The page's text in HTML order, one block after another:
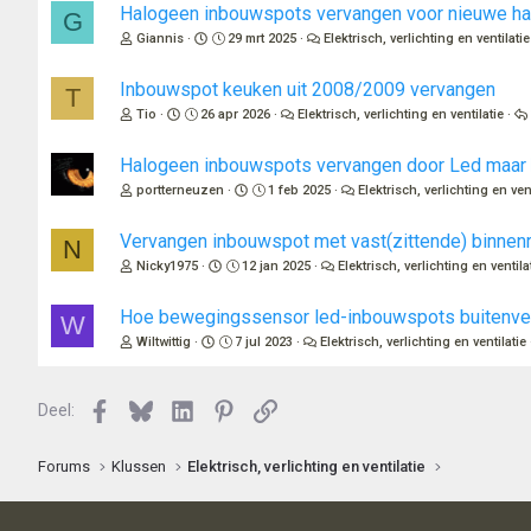
G Halogeen inbouwspots vervangen voor nieuwe
Giannis 29 mrt 2025 Elektrisch, verlichting en ventilatie
T Inbouwspot keuken uit 2008/2009 vervangen
Tio 26 apr 2026 Elektrisch, verlichting en ventilatie
Halogeen inbouwspots vervangen door Led
portterneuzen 1 feb 2025 Elektrisch, verlichting en
N Vervangen inbouwspot met vast(zittende)
Nicky1975 12 jan 2025 Elektrisch, verlichting en
W Hoe bewegingssensor led-inbouwspots
Wiltwittig 7 jul 2023 Elektrisch, verlichting en ventilatie
Deel: Facebook
BlueskyLinkedInPinterest
Link
Forums Klussen Elektrisch, verlichting en ventilatie